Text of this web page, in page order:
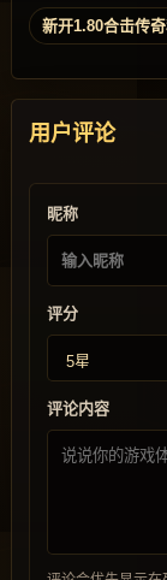
新开1.80合击传
用户评论
昵称
评分
评论内容